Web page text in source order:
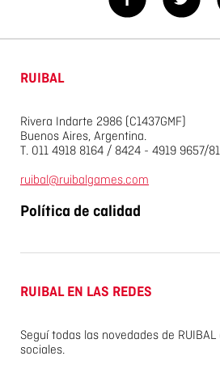
RUIBAL
Rivera Indarte 2986 (C1437GMF)
Buenos Aires, Argentina.
T. 011 4918 8164 / 8424 - 4919 9657/
ruibal@ruibalgames.com
Política de calidad
RUIBAL EN LAS REDES
Seguí todas las novedades de
sociales.